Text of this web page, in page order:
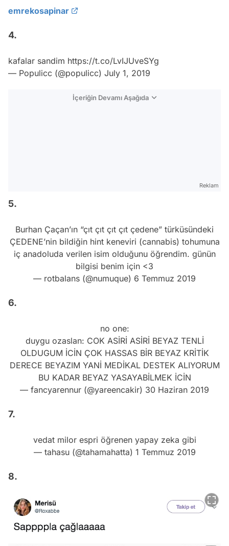
— Populicc (@populicc)July 1, 2019
Burhan Çaçan’ın “çıt çıt çıt çıt çedene” türküsündeki
iç anadoluda verilen isim olduğunu öğrendim. günün
bilgisi benim için <3
— rotbalans (@numuque)6 Temmuz 2019
OLDUGUM İCİN ÇOK HASSAS BİR BEYAZ KRİTİK
DERECE BEYAZIM YANİ MEDİKAL DESTEK ALIYORUM
BU KADAR BEYAZ YASAYABİLMEK İCİN
— fancyarennur (@yareencakir)30 Haziran 2019